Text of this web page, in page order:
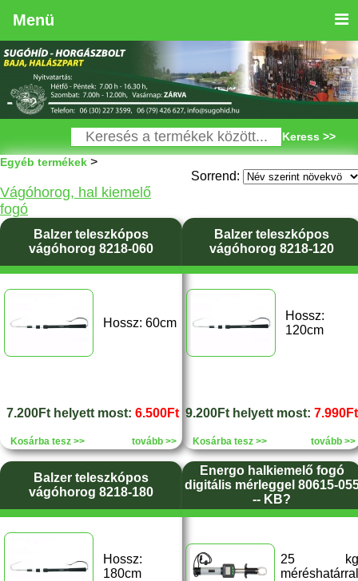
Menü
Keress >>
Egyéb termékek >
Sorrend:
Vágóhorog, hal kiemelő
fogó
Balzer teleszkópos
vágóhorog 8218-060
Hossz: 60cm
7.200Ft helyett most: 6.500Ft
Kosárba tesz >> tovább >>
Balzer teleszkópos
vágóhorog 8218-120
Hossz:
120cm
9.200Ft helyett most: 7.990Ft
Kosárba tesz >> tovább >>
Balzer teleszkópos
vágóhorog 8218-180
Hossz:
180cm
Energo halkiemelő fogó
digitális mérleggel 80615-
-- KB?
25 kg
méréshatárral